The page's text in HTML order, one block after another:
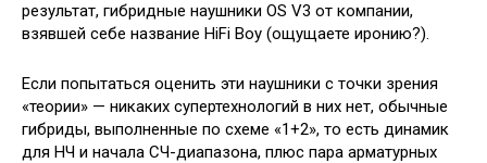
результат, гибридные наушники OS V3 от компании,
взявшей себе название HiFi Boy (ощущаете иронию?).
Если попытаться оценить эти наушники с точки зрения
«теории» — никаких супертехнологий в них нет, обычные
гибриды, выполненные по схеме «1+2», то есть динамик
для НЧ и начала СЧ-диапазона, плюс пара арматурных